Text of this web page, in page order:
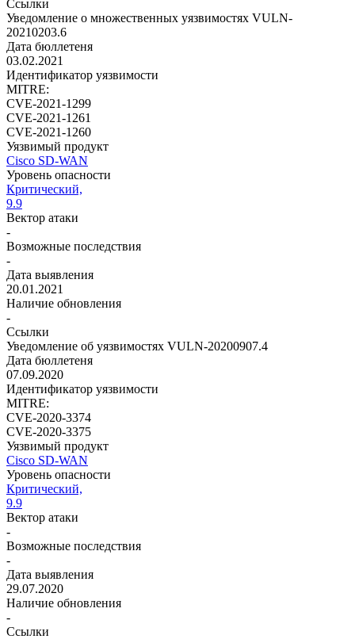
Ссылки
Уведомление о множественных уязвимостях VULN-
20210203.6
Дата бюллетеня
03.02.2021
Идентификатор уязвимости
MITRE:
CVE-2021-1299
CVE-2021-1261
CVE-2021-1260
Уязвимый продукт
Cisco SD-WAN
Уровень опасности
Критический,
9.9
Вектор атаки
-
Возможные последствия
-
Дата выявления
20.01.2021
Наличие обновления
-
Ссылки
Уведомление об уязвимостях VULN-20200907.4
Дата бюллетеня
07.09.2020
Идентификатор уязвимости
MITRE:
CVE-2020-3374
CVE-2020-3375
Уязвимый продукт
Cisco SD-WAN
Уровень опасности
Критический,
9.9
Вектор атаки
-
Возможные последствия
-
Дата выявления
29.07.2020
Наличие обновления
-
Ссылки